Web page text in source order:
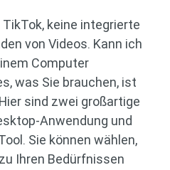
keine integrierte
von Videos. Kann ich
Computer
was Sie brauchen, ist
sind zwei großartige
Anwendung und
Sie können wählen,
Ihren Bedürfnissen